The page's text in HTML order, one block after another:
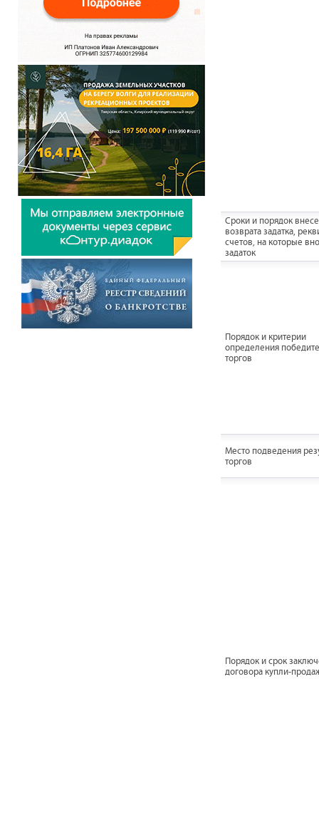
Сроки и порядок
возврата задатка,
счетов, на которые
задаток
Порядок и критерии
определения
торгов
Место подведения
торгов
Порядок и срок
договора купли-